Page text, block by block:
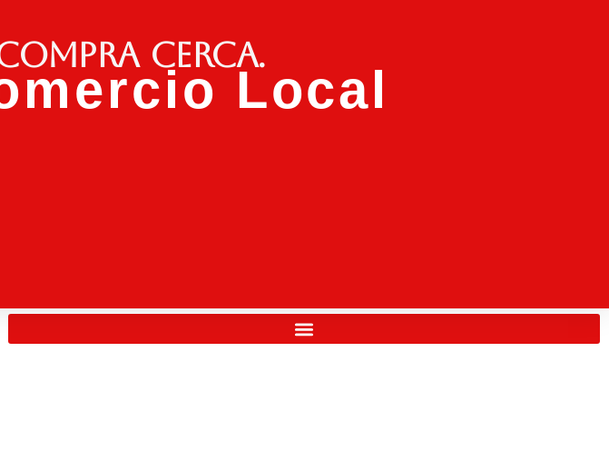
cerca.
Local